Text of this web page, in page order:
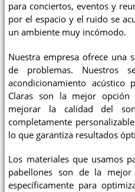
para conciertos, eventos y
por el espacio y el ruido se
un ambiente muy incómodo.
Nuestra empresa ofrece una
de problemas. Nuestros
acondicionamiento acústico
Claras son la mejor
mejorar la calidad del
completamente
lo que garantiza resultados
Los materiales que usamos
pabellones son de la
específicamente para